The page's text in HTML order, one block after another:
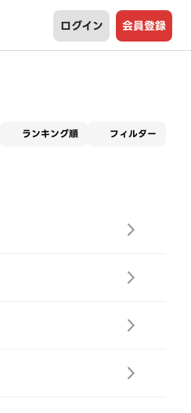
ログイン 会員登録
ランキング順 フィルター